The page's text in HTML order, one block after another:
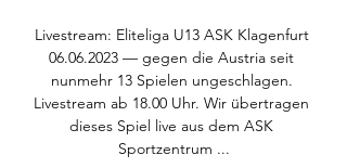
Livestream: Eliteliga U13 ASK Klagenfurt
06.06.2023 — gegen die Austria seit
nunmehr 13 Spielen ungeschlagen.
Livestream ab 18.00 Uhr. Wir übertragen
dieses Spiel live aus dem ASK
Sportzentrum ...